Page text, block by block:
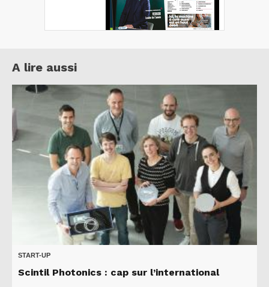
A lire aussi
START-UP
Scintil Photonics : cap sur l’international